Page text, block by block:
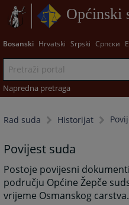
Općinski
Bosanski Hrvatski Srpski Српски
Napredna pretraga
Rad suda Historijat
Povijest suda
Postoje povijesni
području Općine Žepče
vrijeme Osmanskog carstva.